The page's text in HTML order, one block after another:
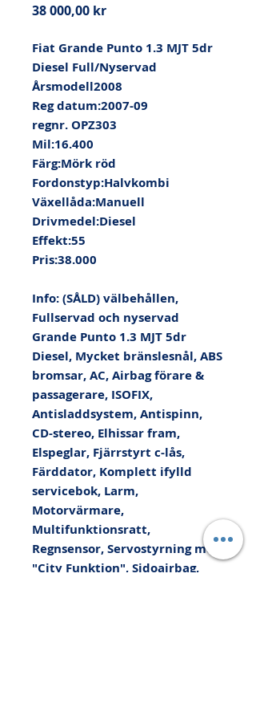
38 000,00 krPris
Fiat Grande Punto 1.3 MJT 5dr
Diesel Full/Nyservad
Årsmodell2008
Reg datum:2007-09
regnr. OPZ303
Mil:16.400
Färg:Mörk röd
Fordonstyp:Halvkombi
Växellåda:Manuell
Drivmedel:Diesel
Effekt:55
Pris:38.000
Info: (SÅLD) välbehållen,
Fullservad och nyservad
Grande Punto 1.3 MJT 5dr
Diesel, Mycket bränslesnål, ABS
bromsar, AC, Airbag förare &
passagerare, ISOFIX,
Antisladdsystem, Antispinn,
CD-stereo, Elhissar fram,
Elspeglar, Fjärrstyrt c-lås,
Färddator, Komplett ifylld
servicebok, Larm,
Motorvärmare,
Multifunktionsratt,
Regnsensor, Servostyrning med
"City Funktion", Sidoairbag,